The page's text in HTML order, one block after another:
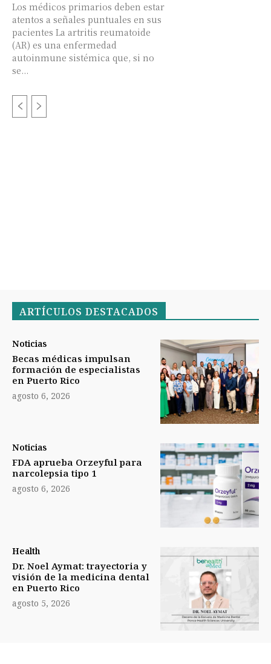
Los médicos primarios deben estar
atentos a señales puntuales en sus
pacientes La artritis reumatoide
(AR) es una enfermedad
autoinmune sistémica que, si no
se...
ARTÍCULOS DESTACADOS
Noticias
Becas médicas impulsan
formación de especialistas
en Puerto Rico
agosto 6, 2026
Noticias
FDA aprueba Orzeyful para
narcolepsia tipo 1
agosto 6, 2026
Health
Dr. Noel Aymat: trayectoria y
visión de la medicina dental
en Puerto Rico
agosto 5, 2026